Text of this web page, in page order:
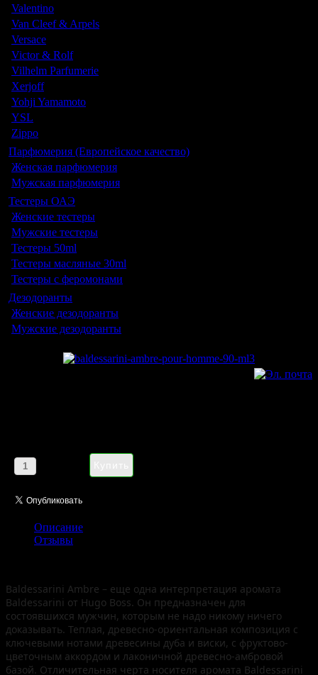
Valentino
Van Cleef & Arpels
Versace
Victor & Rolf
Vilhelm Parfumerie
Xerjoff
Yohji Yamamoto
YSL
Zippo
Парфюмерия (Европейское качество)
Женская парфюмерия
Мужская парфюмерия
Тестеры ОАЭ
Женские тестеры
Мужские тестеры
Тестеры 50ml
Тестеры масляные 30ml
Тестеры с феромонами
Дезодоранты
Женские дезодоранты
Мужские дезодоранты
Описание
Отзывы
Baldessarini Ambre – еще одна интерпретация аромата
Baldessarini от Hugo Boss. Он предназначен для
состоявшихся мужчин, которым не надо никому ничего
доказывать. Теплая, древесно-ориентальная композиция с
ключевыми нотами древесины дуба и виски, с фруктово-
цветочным аккордом и лаконичной древесно-амбровой
базой. Отличительная черта носителя аромата Baldessarini